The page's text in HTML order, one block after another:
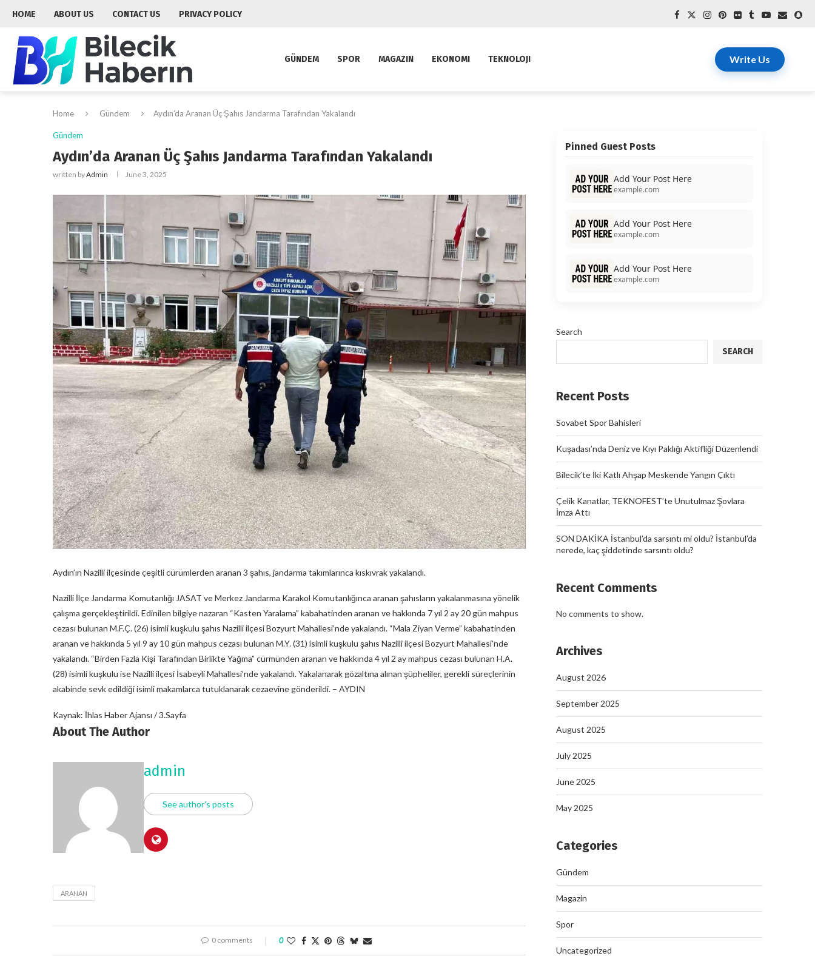
HOME ABOUT US CONTACT US PRIVACY POLICY
GÜNDEM SPOR MAGAZIN EKONOMI TEKNOLOJI Write Us
Home Gündem Aydın’da Aranan Üç Şahıs Jandarma Tarafından Yakalandı
Gündem
Aydın’da Aranan Üç Şahıs Jandarma Tarafından Yakalandı
written byAdmin June 3, 2025
Aydın’ın Nazilli ilçesinde çeşitli cürümlerden aranan 3 şahıs, jandarma takımlarınca kıskıvrak yakalandı.
Nazilli İlçe Jandarma Komutanlığı JASAT ve Merkez Jandarma Karakol Komutanlığınca aranan şahısların yakalanmasına yönelik
çalışma gerçekleştirildi. Edinilen bilgiye nazaran “Kasten Yaralama” kabahatinden aranan ve hakkında 7 yıl 2 ay 20 gün mahpus
cezası bulunan M.F.Ç. (26) isimli kuşkulu şahıs Nazilli ilçesi Bozyurt Mahallesi’nde yakalandı. “Mala Ziyan Verme” kabahatinden
aranan ve hakkında 5 yıl 9 ay 10 gün mahpus cezası bulunan M.Y. (31) isimli kuşkulu şahıs Nazilli ilçesi Bozyurt Mahallesi’nde
yakalandı. “Birden Fazla Kişi Tarafından Birlikte Yağma” cürmünden aranan ve hakkında 4 yıl 2 ay mahpus cezası bulunan H.A.
(28) isimli kuşkulu ise Nazilli ilçesi İsabeyli Mahallesi’nde yakalandı. Yakalanarak gözaltına alınan şüpheliler, gerekli süreçlerinin
akabinde sevk edildiği isimli makamlarca tutuklanarak cezaevine gönderildi. – AYDIN
Kaynak: İhlas Haber Ajansı / 3.Sayfa
About The Author
admin
See author's posts
ARANAN
0 comments 0
Pinned Guest Posts
Add Your Post Here
example.com
Add Your Post Here
example.com
Add Your Post Here
example.com
Search
SEARCH
Recent Posts
Sovabet Spor Bahisleri
Kuşadası’nda Deniz ve Kıyı Paklığı Aktifliği Düzenlendi
Bilecik’te İki Katlı Ahşap Meskende Yangın Çıktı
Çelik Kanatlar, TEKNOFEST’te Unutulmaz Şovlara
İmza Attı
SON DAKİKA İstanbul’da sarsıntı mi oldu? İstanbul’da
nerede, kaç şiddetinde sarsıntı oldu?
Recent Comments
No comments to show.
Archives
August 2026
September 2025
August 2025
July 2025
June 2025
May 2025
Categories
Gündem
Magazin
Spor
Uncategorized